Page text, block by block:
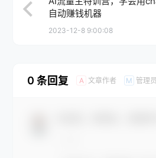
自动赚钱机器
2023-12-8 9:00:08
0 条回复 A 文章作者 M 管理员